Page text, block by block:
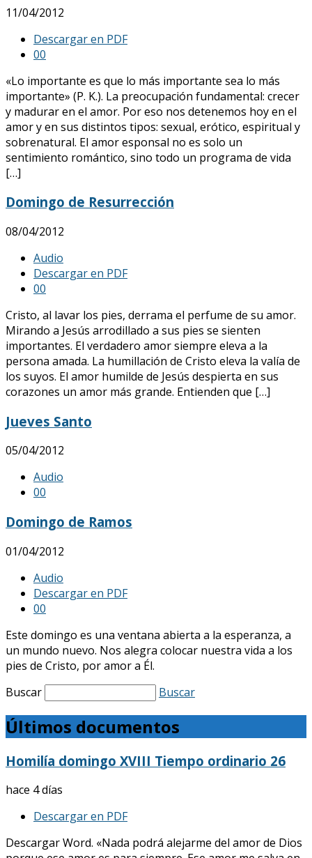
11/04/2012
Descargar en PDF
00
«Lo importante es que lo más importante sea lo más
importante» (P. K.). La preocupación fundamental: crecer
y madurar en el amor. Por eso nos detenemos hoy en el
amor y en sus distintos tipos: sexual, erótico, espiritual y
sobrenatural. El amor esponsal no es solo un
sentimiento romántico, sino todo un programa de vida
[…]
Domingo de Resurrección
08/04/2012
Audio
Descargar en PDF
00
Cristo, al lavar los pies, derrama el perfume de su amor.
Mirando a Jesús arrodillado a sus pies se sienten
importantes. El verdadero amor siempre eleva a la
persona amada. La humillación de Cristo eleva la valía de
los suyos. El amor humilde de Jesús despierta en sus
corazones un amor más grande. Entienden que […]
Jueves Santo
05/04/2012
Audio
00
Domingo de Ramos
01/04/2012
Audio
Descargar en PDF
00
Este domingo es una ventana abierta a la esperanza, a
un mundo nuevo. Nos alegra colocar nuestra vida a los
pies de Cristo, por amor a Él.
Buscar
Buscar
Últimos documentos
Homilía domingo XVIII Tiempo ordinario 26
hace 4 días
Descargar en PDF
Descargar Word. «Nada podrá alejarme del amor de Dios